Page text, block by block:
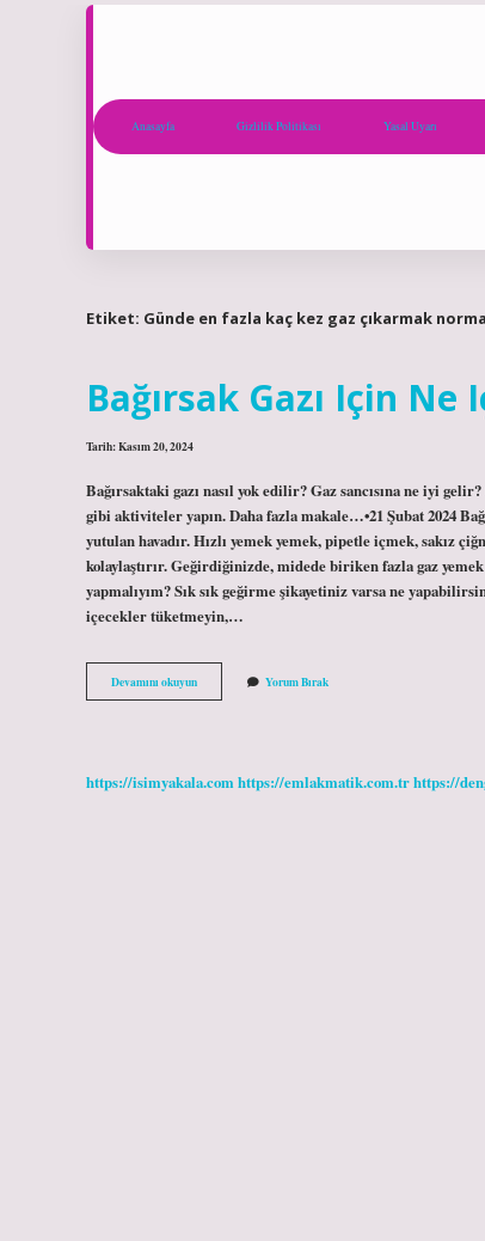
Anasayfa Gizlilik Politikası Yasal Uyarı
Etiket: Günde en fazla kaç kez gaz çıkarmak
Bağırsak Gazı Için Ne
Tarih: Kasım 20, 2024
Bağırsaktaki gazı nasıl yok edilir? Gaz sancısına ne iyi
gibi aktiviteler yapın. Daha fazla makale…•21 Şubat 2024
yutulan havadır. Hızlı yemek yemek, pipetle içmek, sakız
kolaylaştırır. Geğirdiğinizde, midede biriken fazla gaz
yapmalıyım? Sık sık geğirme şikayetiniz varsa ne
içecekler tüketmeyin,…
Devamını okuyunBağırsak
Gazı
Yorum Bırak
https://isimyakala.comhttps://emlakmatik.com.trhttps://